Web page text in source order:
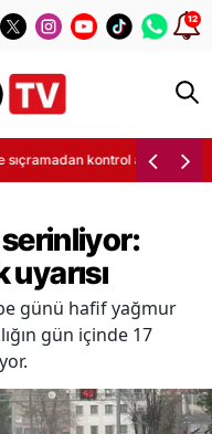
12
kontrol altına alındı
serinliyor:
günü hafif yağmur
gün içinde 17